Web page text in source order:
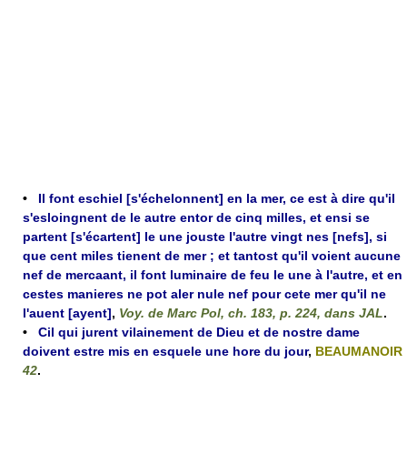
• Il font eschiel [s'échelonnent] en la mer, ce est à dire qu'il
s'esloingnent de le autre entor de cinq milles, et ensi se
partent [s'écartent] le une jouste l'autre vingt nes [nefs], si
que cent miles tienent de mer ; et tantost qu'il voient aucune
nef de mercaant, il font luminaire de feu le une à l'autre, et en
cestes manieres ne pot aler nule nef pour cete mer qu'il ne
l'auent [ayent], Voy. de Marc Pol, ch. 183, p. 224, dans JAL.
• Cil qui jurent vilainement de Dieu et de nostre dame
doivent estre mis en esquele une hore du jour, BEAUMANOIR
42.